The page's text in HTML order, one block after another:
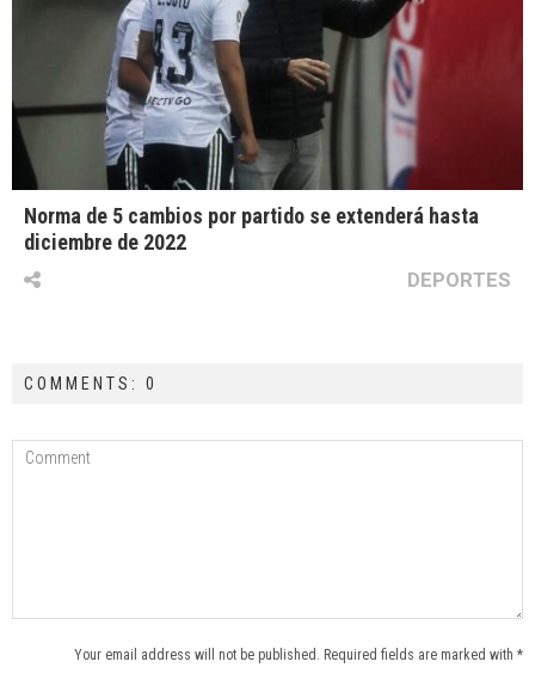
Norma de 5 cambios por partido se extenderá hasta
diciembre de 2022
DEPORTES
COMMENTS: 0
Your email address will not be published. Required fields are marked with *